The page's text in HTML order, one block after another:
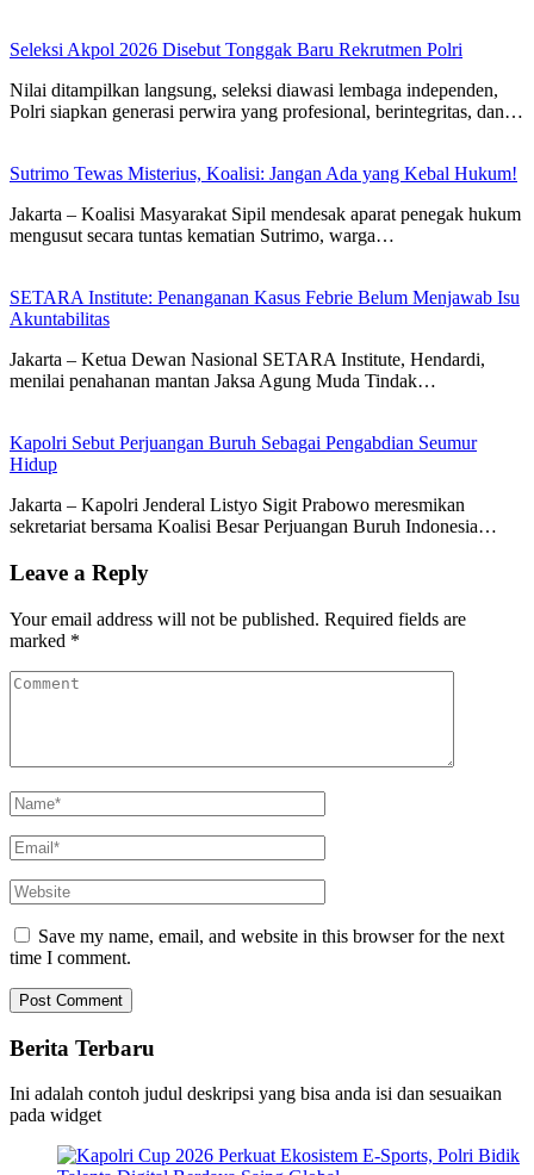
Seleksi Akpol 2026 Disebut Tonggak Baru Rekrutmen Polri
Nilai ditampilkan langsung, seleksi diawasi lembaga independen,
Polri siapkan generasi perwira yang profesional, berintegritas, dan…
Sutrimo Tewas Misterius, Koalisi: Jangan Ada yang Kebal Hukum!
Jakarta – Koalisi Masyarakat Sipil mendesak aparat penegak hukum
mengusut secara tuntas kematian Sutrimo, warga…
SETARA Institute: Penanganan Kasus Febrie Belum Menjawab Isu
Akuntabilitas
Jakarta – Ketua Dewan Nasional SETARA Institute, Hendardi,
menilai penahanan mantan Jaksa Agung Muda Tindak…
Kapolri Sebut Perjuangan Buruh Sebagai Pengabdian Seumur
Hidup
Jakarta – Kapolri Jenderal Listyo Sigit Prabowo meresmikan
sekretariat bersama Koalisi Besar Perjuangan Buruh Indonesia…
Leave a Reply
Your email address will not be published. Required fields are
marked *
Save my name, email, and website in this browser for the next
time I comment.
Berita Terbaru
Ini adalah contoh judul deskripsi yang bisa anda isi dan sesuaikan
pada widget